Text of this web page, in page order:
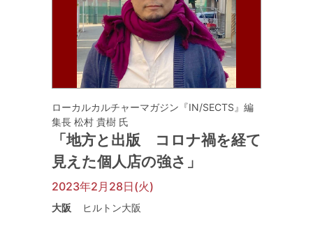
ローカルカルチャーマガジン『IN/SECTS』編
集長 松村 貴樹 氏
「地方と出版 コロナ禍を経て
見えた個人店の強さ」
2023年2月28日(火)
大阪 ヒルトン大阪